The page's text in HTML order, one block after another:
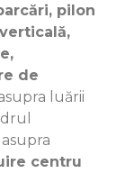
pilon
de
luării
centru